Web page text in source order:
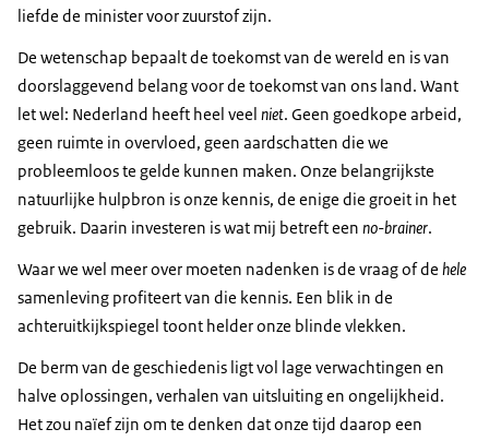
liefde de minister voor zuurstof zijn.
De wetenschap bepaalt de toekomst van de wereld en is van
doorslaggevend belang voor de toekomst van ons land. Want
let wel: Nederland heeft heel veel niet. Geen goedkope arbeid,
geen ruimte in overvloed, geen aardschatten die we
probleemloos te gelde kunnen maken. Onze belangrijkste
natuurlijke hulpbron is onze kennis, de enige die groeit in het
gebruik. Daarin investeren is wat mij betreft een no-brainer.
Waar we wel meer over moeten nadenken is de vraag of de hele
samenleving profiteert van die kennis. Een blik in de
achteruitkijkspiegel toont helder onze blinde vlekken.
De berm van de geschiedenis ligt vol lage verwachtingen en
halve oplossingen, verhalen van uitsluiting en ongelijkheid.
Het zou naïef zijn om te denken dat onze tijd daarop een